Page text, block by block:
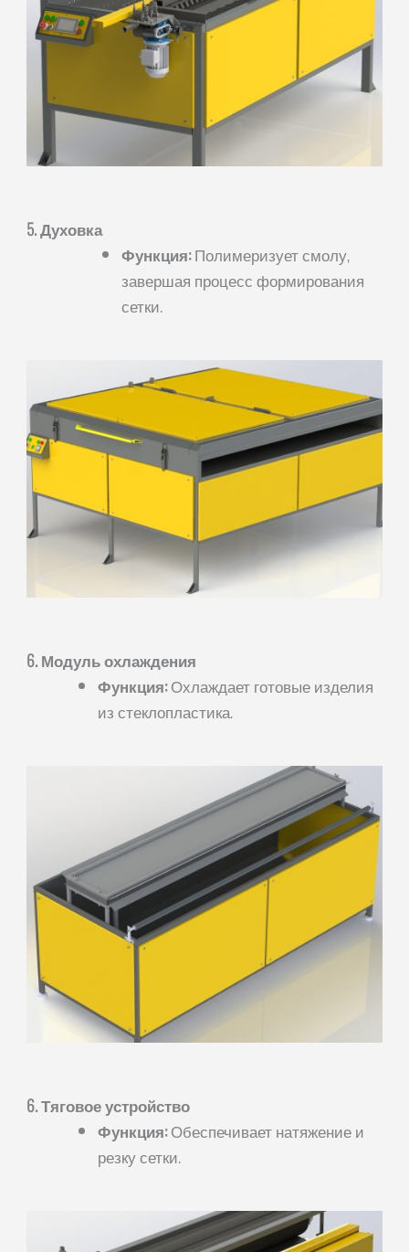
5. Духовка
Функция:Полимеризует смолу,
завершая процесс формирования
сетки.
6. Модуль охлаждения
Функция:Охлаждает готовые изделия
из стеклопластика.
6. Тяговое устройство
Функция:Обеспечивает натяжение и
резку сетки.